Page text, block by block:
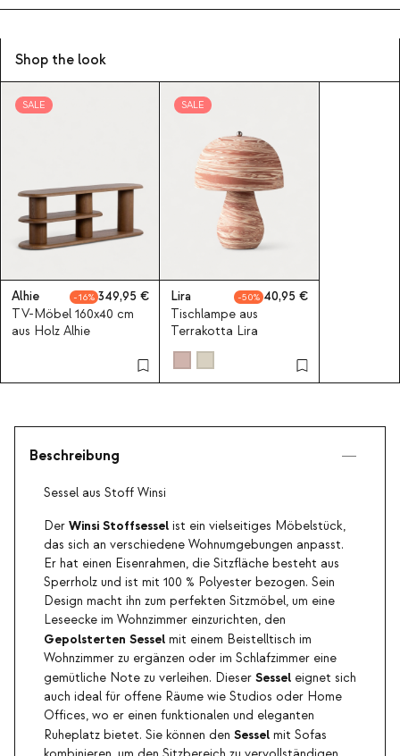
Shop the look
SALE
Alhie 16
349,95
TV-Möbel 160x40 cm
aus Holz Alhie
SALE
Lira 50
40,95
Tischlampe aus
Terrakotta Lira
Beschreibung
Sessel aus Stoff Winsi
Der Winsi Stoffsessel ist ein vielseitiges Möbelstück,
das sich an verschiedene Wohnumgebungen anpasst.
Er hat einen Eisenrahmen, die Sitzfläche besteht aus
Sperrholz und ist mit 100 % Polyester bezogen. Sein
Design macht ihn zum perfekten Sitzmöbel, um eine
Leseecke im Wohnzimmer einzurichten, den
Gepolsterten Sessel mit einem Beistelltisch im
Wohnzimmer zu ergänzen oder im Schlafzimmer eine
gemütliche Note zu verleihen. Dieser Sessel eignet sich
auch ideal für offene Räume wie Studios oder Home
Offices, wo er einen funktionalen und eleganten
Ruheplatz bietet. Sie können den Sessel mit Sofas